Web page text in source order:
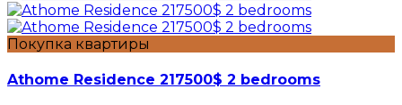
Покупка квартиры
Athome Residence 217500$ 2 bedrooms